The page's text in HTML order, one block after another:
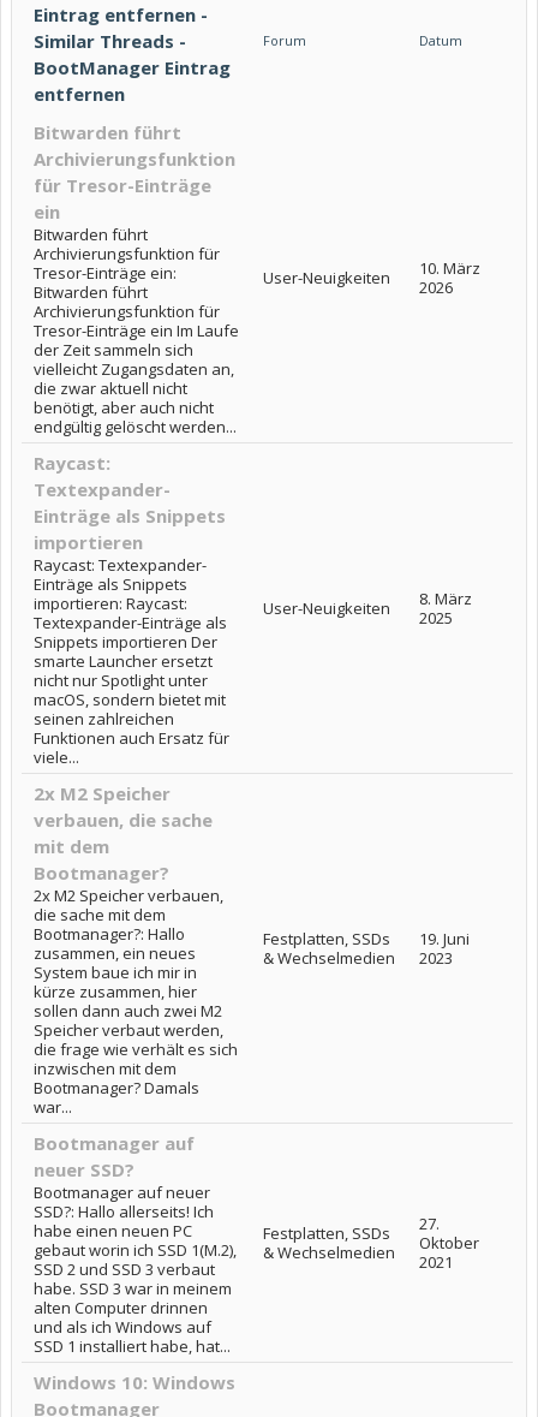
Eintrag entfernen -
Similar Threads -
BootManager Eintrag
entfernen
Forum Datum
Bitwarden führt
Archivierungsfunktion
für Tresor-Einträge
ein
Bitwarden führt
Archivierungsfunktion für
Tresor-Einträge ein:
Bitwarden führt
Archivierungsfunktion für
Tresor-Einträge ein Im Laufe
der Zeit sammeln sich
vielleicht Zugangsdaten an,
die zwar aktuell nicht
benötigt, aber auch nicht
endgültig gelöscht werden...
User-Neuigkeiten
10. März
2026
Raycast:
Textexpander-
Einträge als Snippets
importieren
Raycast: Textexpander-
Einträge als Snippets
importieren: Raycast:
Textexpander-Einträge als
Snippets importieren Der
smarte Launcher ersetzt
nicht nur Spotlight unter
macOS, sondern bietet mit
seinen zahlreichen
Funktionen auch Ersatz für
viele...
User-Neuigkeiten
8. März
2025
2x M2 Speicher
verbauen, die sache
mit dem
Bootmanager?
2x M2 Speicher verbauen,
die sache mit dem
Bootmanager?: Hallo
zusammen, ein neues
System baue ich mir in
kürze zusammen, hier
sollen dann auch zwei M2
Speicher verbaut werden,
die frage wie verhält es sich
inzwischen mit dem
Bootmanager? Damals
war...
Festplatten, SSDs
& Wechselmedien
19. Juni
2023
Bootmanager auf
neuer SSD?
Bootmanager auf neuer
SSD?: Hallo allerseits! Ich
habe einen neuen PC
gebaut worin ich SSD 1(M.2),
SSD 2 und SSD 3 verbaut
habe. SSD 3 war in meinem
alten Computer drinnen
und als ich Windows auf
SSD 1 installiert habe, hat...
Festplatten, SSDs
& Wechselmedien
27.
Oktober
2021
Windows 10: Windows
Bootmanager